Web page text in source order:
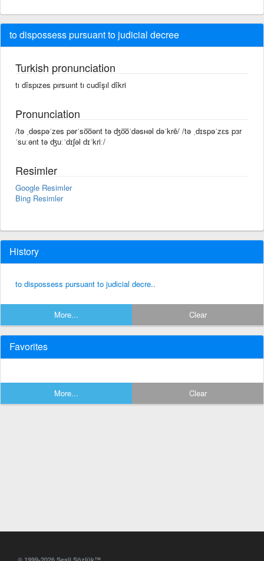
to dispossess pursuant to judicial decree
Turkish pronunciation
tı dîspızes pırsuınt tı cudîşıl dîkri
Pronunciation
/tə ˌdəspəˈzes pərˈso͞oənt tə ʤo͞oˈdəsʜəl dəˈkrē/ /tə ˌdɪspəˈzɛs pɜr
ˈsuːənt tə ʤuːˈdɪʃəl dɪˈkriː/
Resimler
Google Resimler
Bing Resimler
History
to dispossess pursuant to judicial decre..
More... Clear
Favorites
More... Clear